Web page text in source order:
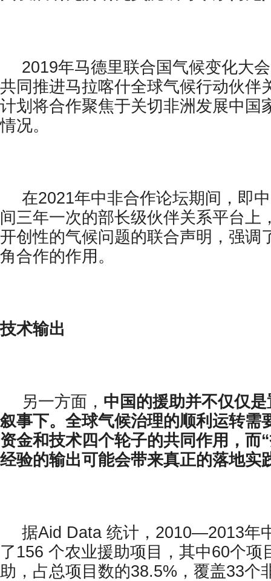
2019年马德里联合国气候变化大
共同推进马拉喀什全球气候行动伙伴
计划将合作聚焦于关切非洲发展中国
情况。
在2021年中非合作论坛期间，即
间三年一次的部长级伙伴关系平台上
开创性的气候问题的联合声明，强调
角合作的作用。
技术输出
另一方面， 中国的援助并不仅仅
叙事下。全球气候治理的顺利运转需
资金和技术四个轮子的共同作用，而
经验的输出可能会带来真正的落地实
据Aid Data 统计，2010—2013年
了156 个农业援助项目，其中60个项
助，占总项目数的38.5%，覆盖33个